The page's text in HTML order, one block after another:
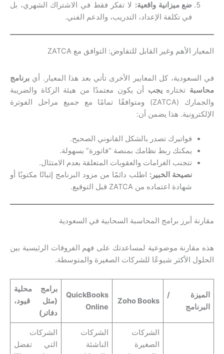
ضع ميزانية واقعية: لا تفكر فقط في الاشتراك الشهري، بل
في تكلفة الإعداد، التدريب، والدعم الفني.
المعيار الأهم وغير القابل للتفاوض: التوافق مع ZATCA
في السعودية، كل المعايير الأخرى تأتي بعد هذا المعيار. أي برنامج
محاسبة تختارهيجب أن يكون معتمدًا من هيئة الزكاة والضريبة
والجمارك (ZATCA) ومتوافقًا تمامًا مع جميع مراحل الفوترة
الإلكترونية. هذا يضمن أن:
فواتيرك تصدر بالشكل القانوني الصحيح.
يمكنك ربط نظامك بمنصة “فاتورة” بسهولة.
تتجنب الغرامات والعقوبات المتعلقة بعدم الامتثال.
نصيحة الخبير: اطلب دائمًا من مزود البرنامج إثباتًا مكتوبًا أو
شهادة اعتماده من ZATCA قبل التوقيع.
مقارنة أبرز برامج المحاسبة السحابية في السعودية
هذه مقارنة موضوعية لمساعدتك على فهم الفروقات الرئيسية بين
الحلول الأكثر شيوعًا للشركات الصغيرة والمتوسطة.
الميزة /
البرنامج
Zoho Books
QuickBooks
Online
برامج محلية
(مثل قيود،
دفاتر)
الشركات
الصغيرة
الشركات
الناشئة
الشركات
التي تفضل